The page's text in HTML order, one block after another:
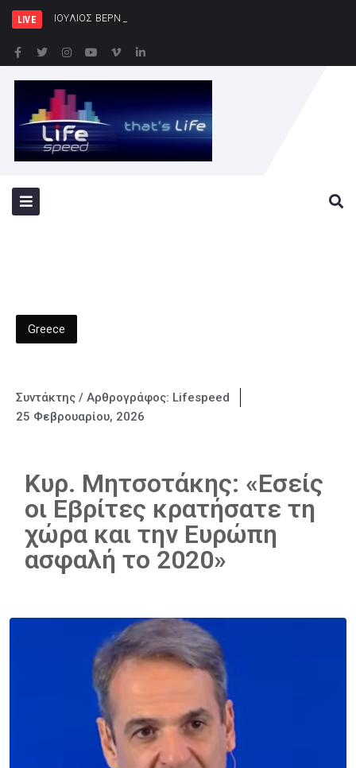
LIVE ΙΟΥΛΙΟΣ ΒΕΡΝ 200: Η Συναρπαστι
Greece
Συντάκτης / Αρθρογράφος: Lifespeed
25 Φεβρουαρίου, 2026
Κυρ. Μητσοτάκης: «Εσείς
οι Εβρίτες κρατήσατε τη
χώρα και την Ευρώπη
ασφαλή το 2020»